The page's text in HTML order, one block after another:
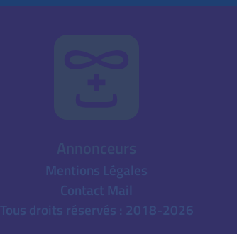
Mentions Légales
Contact Mail
Tous droits réservés : 2018-2026